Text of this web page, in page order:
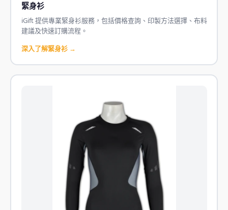
緊身衫
iGift 提供專業緊身衫服務，包括價格查詢、印製方法選擇、布料
建議及快速訂購流程。
深入了解緊身衫 →